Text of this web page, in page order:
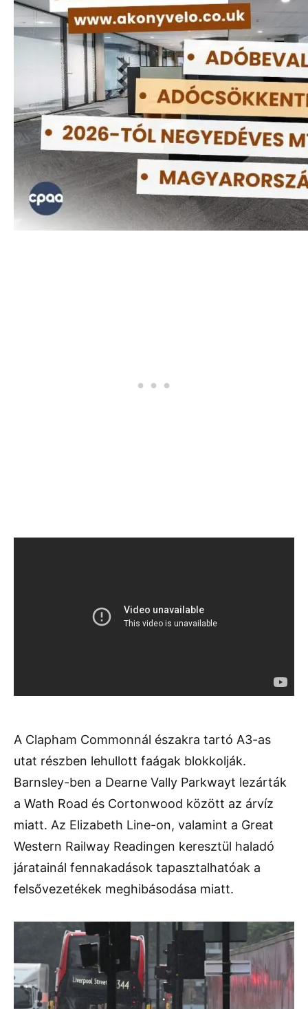
A Clapham Commonnál északra tartó A3-as
utat részben lehullott faágak blokkolják.
Barnsley-ben a Dearne Vally Parkwayt lezárták
a Wath Road és Cortonwood között az árvíz
miatt. Az Elizabeth Line-on, valamint a Great
Western Railway Readingen keresztül haladó
járatainál fennakadások tapasztalhatóak a
felsővezetékek meghibásodása miatt.